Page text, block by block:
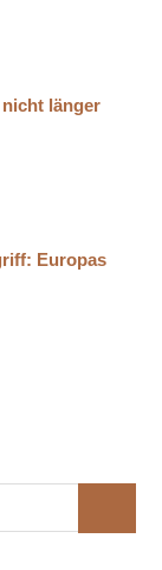
länger
Europas